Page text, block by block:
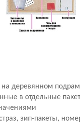
на деревянном
в отдельные
зип-пакеты,